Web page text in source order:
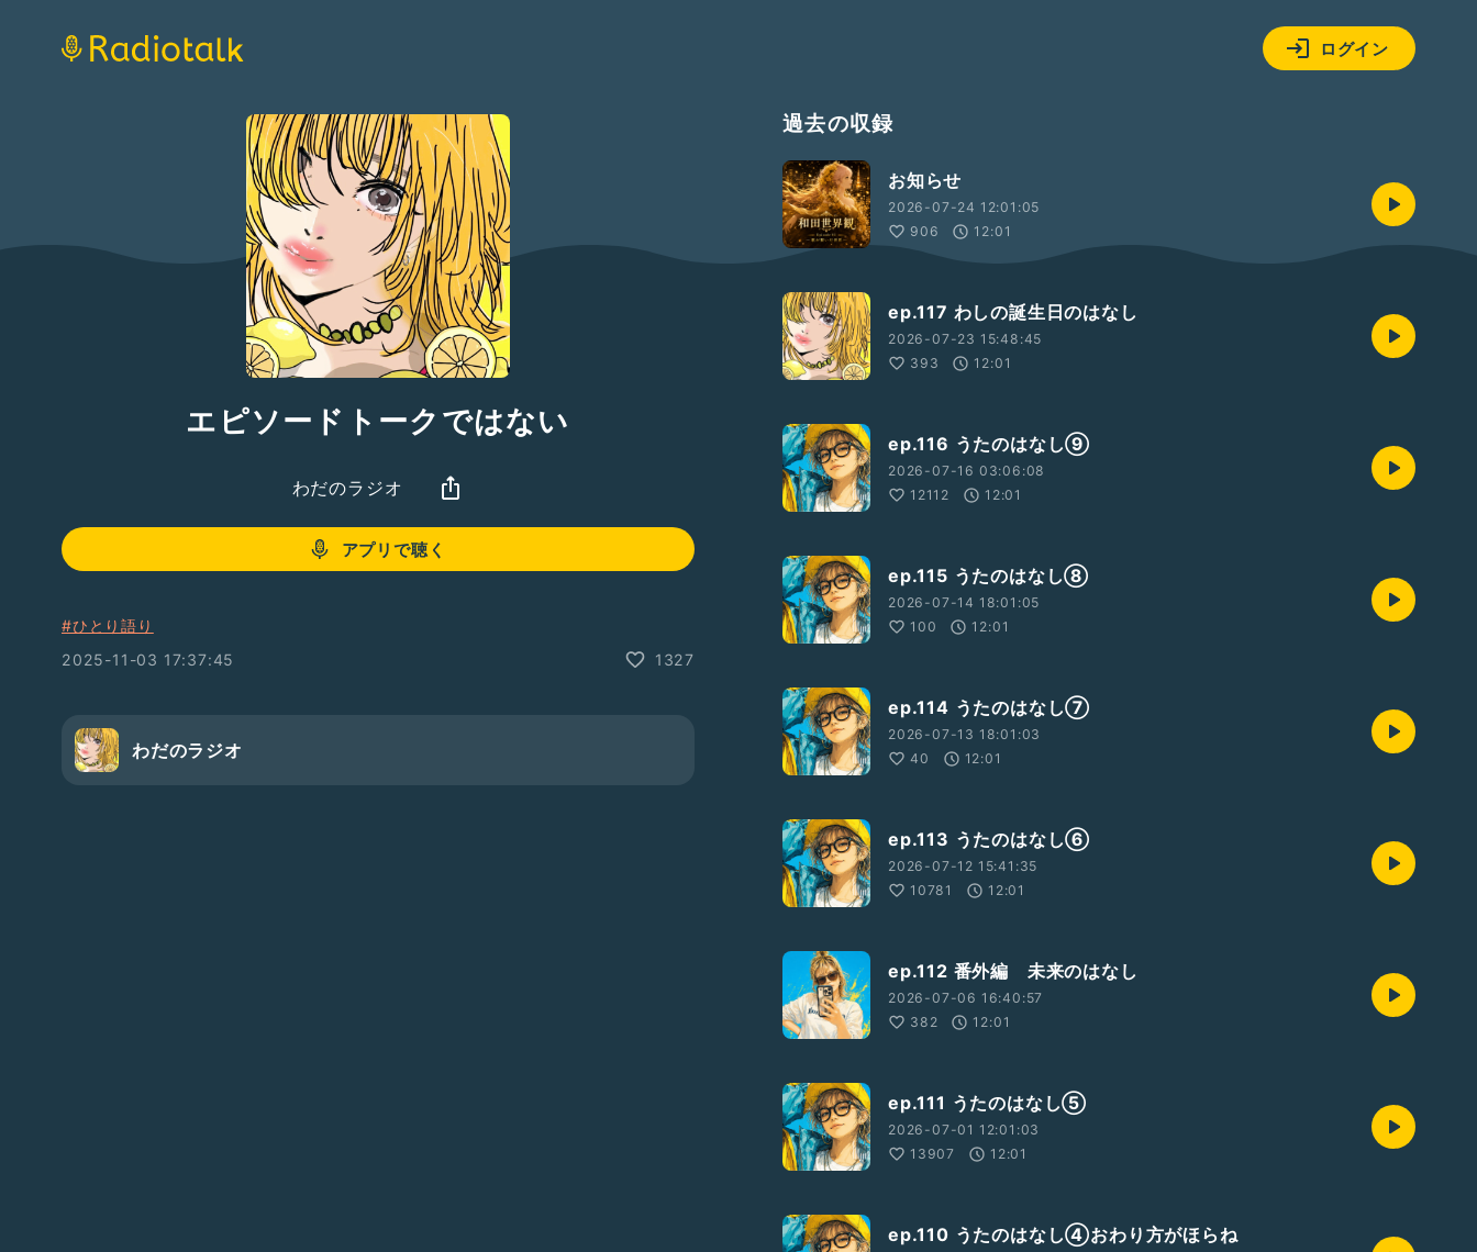
ログイン
エピソードトークではない
わだのラジオ
アプリで聴く
#ひとり語り
2025-11-03 17:37:45
1327
わだのラジオ
過去の収録
お知らせ
2026-07-24 12:01:05
906
12:01
ep.117 わしの誕生日のはなし
2026-07-23 15:48:45
393
12:01
ep.116 うたのはなし⑨
2026-07-16 03:06:08
12112
12:01
ep.115 うたのはなし⑧
2026-07-14 18:01:05
100
12:01
ep.114 うたのはなし⑦
2026-07-13 18:01:03
40
12:01
ep.113 うたのはなし⑥
2026-07-12 15:41:35
10781
12:01
ep.112 番外編 未来のはなし
2026-07-06 16:40:57
382
12:01
ep.111 うたのはなし⑤
2026-07-01 12:01:03
13907
12:01
ep.110 うたのはなし④おわり方がほらね